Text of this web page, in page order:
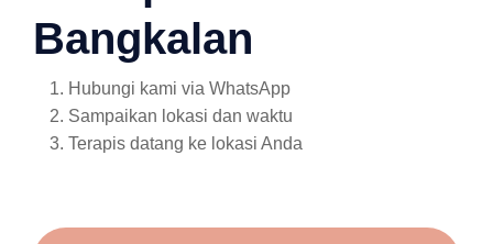
Bangkalan
Hubungi kami via WhatsApp
Sampaikan lokasi dan waktu
Terapis datang ke lokasi Anda